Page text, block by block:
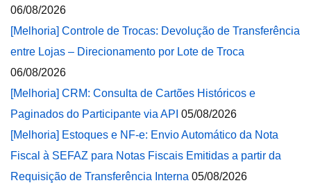
06/08/2026
[Melhoria] Controle de Trocas: Devolução de Transferência
entre Lojas – Direcionamento por Lote de Troca
06/08/2026
[Melhoria] CRM: Consulta de Cartões Históricos e
Paginados do Participante via API 05/08/2026
[Melhoria] Estoques e NF-e: Envio Automático da Nota
Fiscal à SEFAZ para Notas Fiscais Emitidas a partir da
Requisição de Transferência Interna 05/08/2026